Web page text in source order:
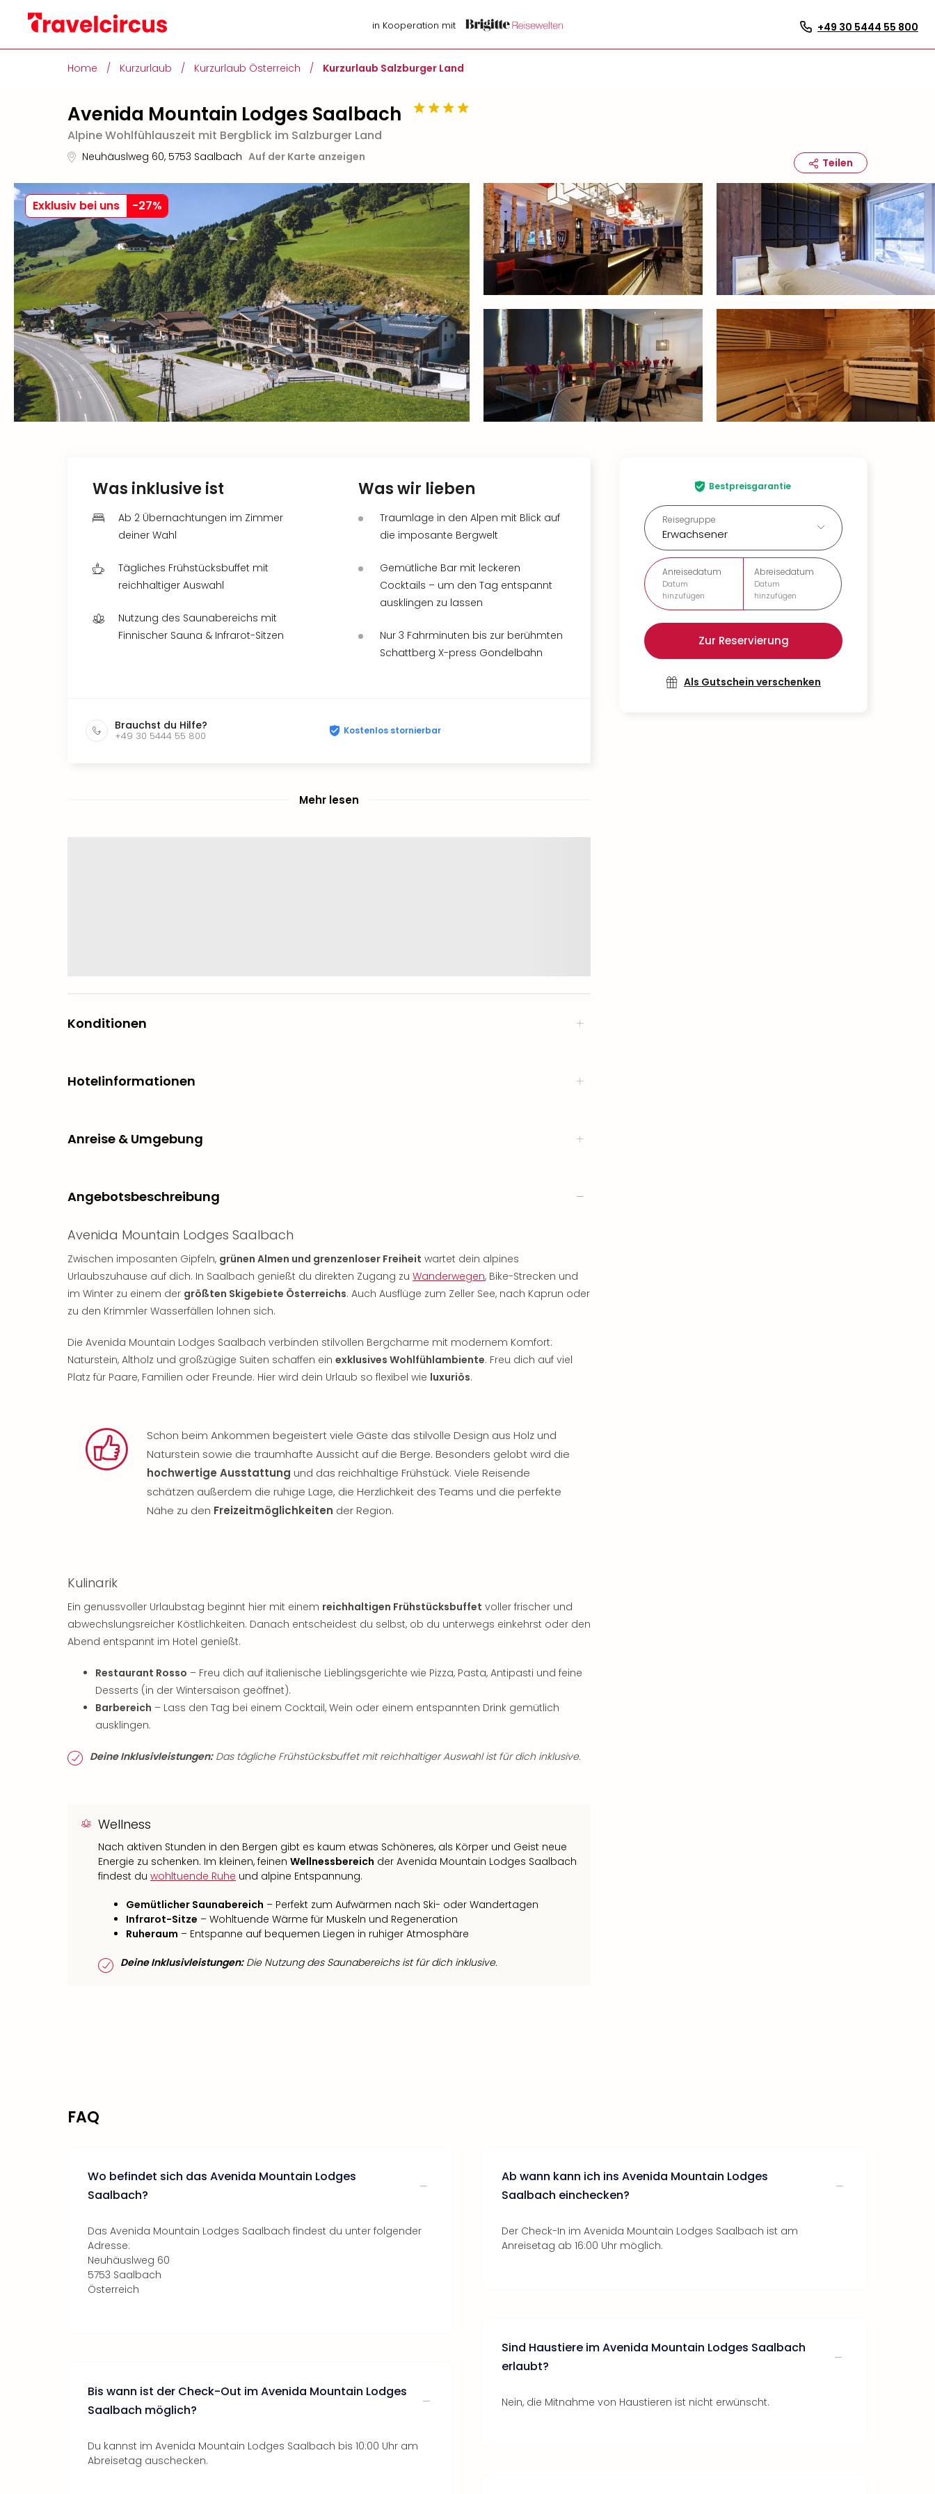
in Kooperation mit +49 30 5444 55 800
Home / Kurzurlaub / Kurzurlaub Österreich / Kurzurlaub Salzburger Land
Avenida Mountain Lodges Saalbach
Alpine Wohlfühlauszeit mit Bergblick im Salzburger Land
Neuhäuslweg 60, 5753 Saalbach Auf der Karte anzeigen Teilen
Exklusiv bei uns -27%
Bestpreisgarantie
Reisegruppe
Erwachsener
Anreisedatum
Datum
hinzufügen
Abreisedatum
Datum
hinzufügen
Zur Reservierung
Als Gutschein verschenken
Was inklusive ist
Ab 2 Übernachtungen im Zimmer
deiner Wahl
Tägliches Frühstücksbuffet mit
reichhaltiger Auswahl
Nutzung des Saunabereichs mit
Finnischer Sauna & Infrarot-Sitzen
Was wir lieben
Traumlage in den Alpen mit Blick auf
die imposante Bergwelt
Gemütliche Bar mit leckeren
Cocktails – um den Tag entspannt
ausklingen zu lassen
Nur 3 Fahrminuten bis zur berühmten
Schattberg X-press Gondelbahn
Brauchst du Hilfe?
+49 30 5444 55 800 Kostenlos stornierbar
Mehr lesen
Konditionen
Hotelinformationen
Anreise & Umgebung
Angebotsbeschreibung
Avenida Mountain Lodges Saalbach
Zwischen imposanten Gipfeln, grünen Almen und grenzenloser Freiheit wartet dein alpines
Urlaubszuhause auf dich. In Saalbach genießt du direkten Zugang zu Wanderwegen, Bike-Strecken und
im Winter zu einem der größten Skigebiete Österreichs. Auch Ausflüge zum Zeller See, nach Kaprun oder
zu den Krimmler Wasserfällen lohnen sich.
Die Avenida Mountain Lodges Saalbach verbinden stilvollen Bergcharme mit modernem Komfort:
Naturstein, Altholz und großzügige Suiten schaffen ein exklusives Wohlfühlambiente. Freu dich auf viel
Platz für Paare, Familien oder Freunde. Hier wird dein Urlaub so flexibel wie luxuriös.
Schon beim Ankommen begeistert viele Gäste das stilvolle Design aus Holz und
Naturstein sowie die traumhafte Aussicht auf die Berge. Besonders gelobt wird die
hochwertige Ausstattung und das reichhaltige Frühstück. Viele Reisende
schätzen außerdem die ruhige Lage, die Herzlichkeit des Teams und die perfekte
Nähe zu den Freizeitmöglichkeiten der Region.
Kulinarik
Ein genussvoller Urlaubstag beginnt hier mit einem reichhaltigen Frühstücksbuffet voller frischer und
abwechslungsreicher Köstlichkeiten. Danach entscheidest du selbst, ob du unterwegs einkehrst oder den
Abend entspannt im Hotel genießt.
Restaurant Rosso – Freu dich auf italienische Lieblingsgerichte wie Pizza, Pasta, Antipasti und feine
Desserts (in der Wintersaison geöffnet).
Barbereich – Lass den Tag bei einem Cocktail, Wein oder einem entspannten Drink gemütlich
ausklingen.
Deine Inklusivleistungen:Das tägliche Frühstücksbuffet mit reichhaltiger Auswahl ist für dich inklusive.
Wellness
Nach aktiven Stunden in den Bergen gibt es kaum etwas Schöneres, als Körper und Geist neue
Energie zu schenken. Im kleinen, feinen Wellnessbereich der Avenida Mountain Lodges Saalbach
findest du wohltuende Ruhe und alpine Entspannung.
Gemütlicher Saunabereich – Perfekt zum Aufwärmen nach Ski- oder Wandertagen
Infrarot-Sitze – Wohltuende Wärme für Muskeln und Regeneration
Ruheraum – Entspanne auf bequemen Liegen in ruhiger Atmosphäre
Deine Inklusivleistungen:Die Nutzung des Saunabereichs ist für dich inklusive.
FAQ
Wo befindet sich das Avenida Mountain Lodges
Saalbach?
Das Avenida Mountain Lodges Saalbach findest du unter folgender
Adresse:
Neuhäuslweg 60
5753 Saalbach
Österreich
Bis wann ist der Check-Out im Avenida Mountain Lodges
Saalbach möglich?
Du kannst im Avenida Mountain Lodges Saalbach bis 10:00 Uhr am
Abreisetag auschecken.
Ab wann kann ich ins Avenida Mountain Lodges
Saalbach einchecken?
Der Check-In im Avenida Mountain Lodges Saalbach ist am
Anreisetag ab 16:00 Uhr möglich.
Sind Haustiere im Avenida Mountain Lodges Saalbach
erlaubt?
Nein, die Mitnahme von Haustieren ist nicht erwünscht.